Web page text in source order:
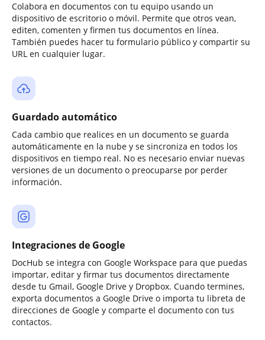
Colabora en documentos con tu equipo usando un
dispositivo de escritorio o móvil. Permite que otros vean,
editen, comenten y firmen tus documentos en línea.
También puedes hacer tu formulario público y compartir su
URL en cualquier lugar.
Guardado automático
Cada cambio que realices en un documento se guarda
automáticamente en la nube y se sincroniza en todos los
dispositivos en tiempo real. No es necesario enviar nuevas
versiones de un documento o preocuparse por perder
información.
Integraciones de Google
DocHub se integra con Google Workspace para que puedas
importar, editar y firmar tus documentos directamente
desde tu Gmail, Google Drive y Dropbox. Cuando termines,
exporta documentos a Google Drive o importa tu libreta de
direcciones de Google y comparte el documento con tus
contactos.